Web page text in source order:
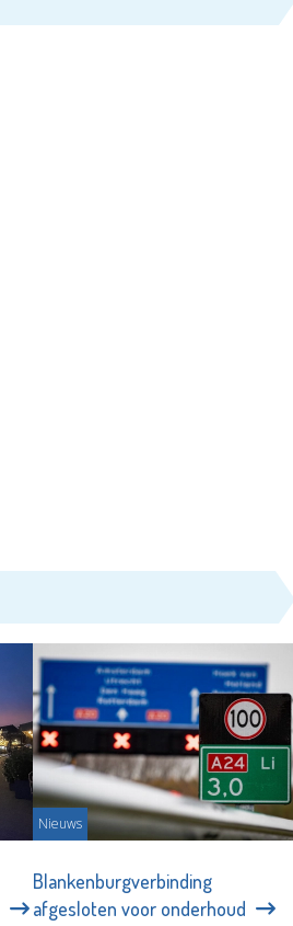
Nieuws
Blankenburgverbinding
afgesloten voor onderhoud